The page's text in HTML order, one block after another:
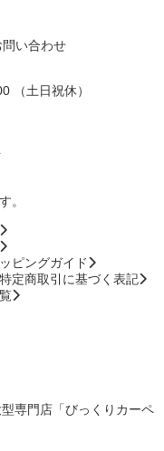
問い合わせ
（土日祝休）
。
ピングガイド
特定商取引に基づく表記
専門店「びっくりカーペ